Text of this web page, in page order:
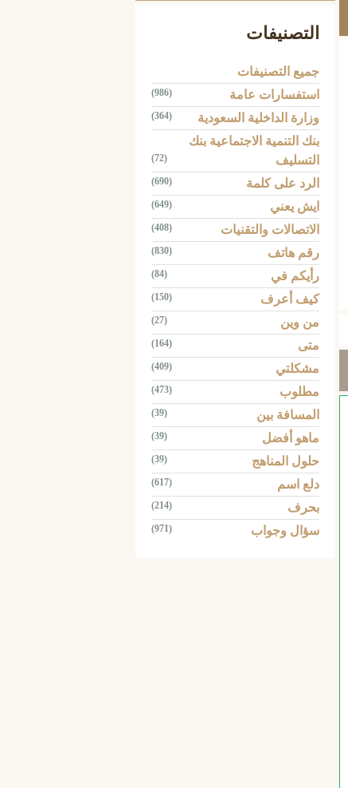
التصنيفات
جميع التصنيفات
استفسارات عامة
(986)
وزارة الداخلية السعودية (364)
بنك التنمية الاجتماعية بنك
التسليف
(72)
الرد على كلمة (690)
ايش يعني (649)
الاتصالات والتقنيات (408)
رقم هاتف (830)
رأيكم في (84)
كيف أعرف (150)
من وين (27)
متى (164)
مشكلتي (409)
مطلوب (473)
المسافة بين (39)
ماهو أفضل (39)
حلول المناهج (39)
دلع اسم (617)
بحرف (214)
سؤال وجواب (971)